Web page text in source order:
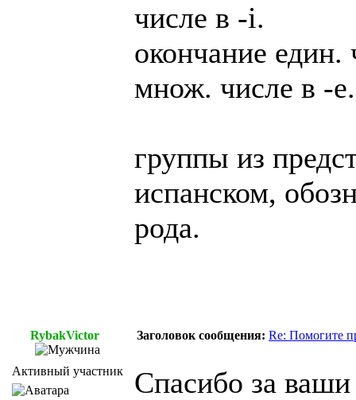
числе в -i.
окончание един.
множ. числе в -e.
группы из
испанском,
рода.
RybakVictor Заголовок сообщения: Re: Помогите
Активный участник
Спасибо за